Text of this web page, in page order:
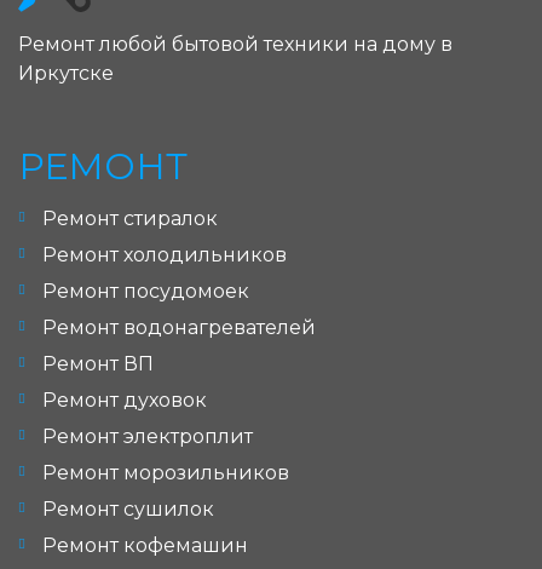
Ремонт любой бытовой техники на дому в
Иркутске
РЕМОНТ
Ремонт стиралок
Ремонт холодильников
Ремонт посудомоек
Ремонт водонагревателей
Ремонт ВП
Ремонт духовок
Ремонт электроплит
Ремонт морозильников
Ремонт сушилок
Ремонт кофемашин